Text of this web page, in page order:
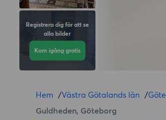
Registrera dig för att se
alla bilder
Kom igång gratis
Hem /Västra Götalands län /
Guldheden, Göteborg